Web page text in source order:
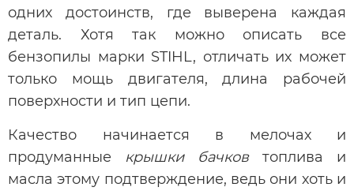
одних достоинств, где выверена каждая
деталь. Хотя так можно описать все
бензопилы марки STIHL, отличать их может
только мощь двигателя, длина рабочей
поверхности и тип цепи.
Качество начинается в мелочах и
продуманные крышки бачковтоплива и
масла этому подтверждение, ведь они хоть и